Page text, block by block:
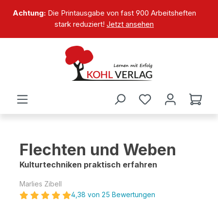
springen
Achtung:Die Printausgabe von fast 900 Arbeitsheften
stark reduziert! Jetzt ansehen
Flechten und Weben
Kulturtechniken praktisch erfahren
Marlies Zibell
4,38 von 25 Bewertungen